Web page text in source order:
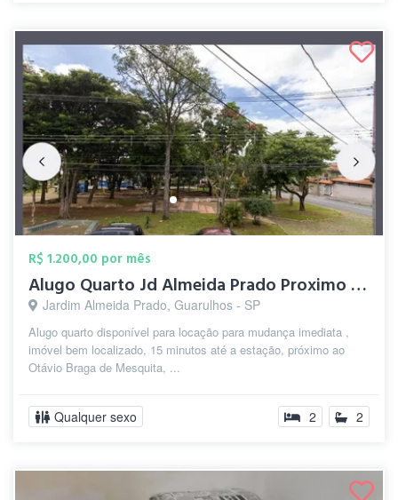
R$ 1.200,00 por mês
Alugo Quarto Jd Almeida Prado Proximo ao...
Jardim Almeida Prado, Guarulhos - SP
Alugo quarto disponível para locação para mudança imediata ,
imóvel bem localizado, 15 minutos até a estação, próximo ao
Otávio Braga de Mesquita, ...
Qualquer sexo 2 2